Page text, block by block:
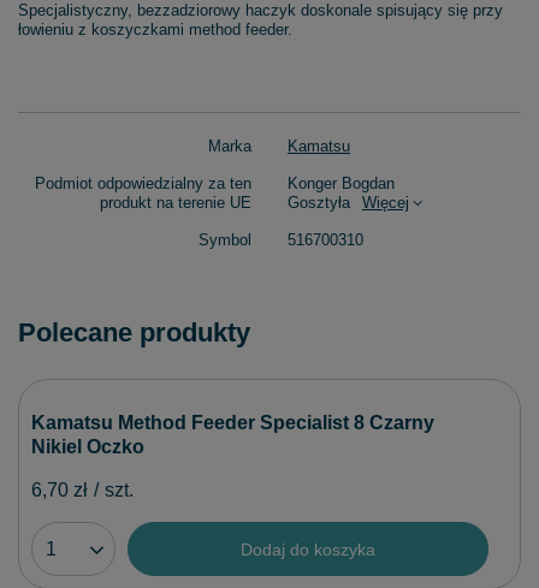
Specjalistyczny, bezzadziorowy haczyk doskonale spisujący się przy
łowieniu z koszyczkami method feeder.
Marka Kamatsu
Podmiot odpowiedzialny za ten
produkt na terenie UE
Konger Bogdan
Gosztyła
Więcej
Symbol 516700310
Polecane produkty
Kamatsu Method Feeder Specialist 8 Czarny
Nikiel Oczko
6,70 zł / szt.
Dodaj do koszyka